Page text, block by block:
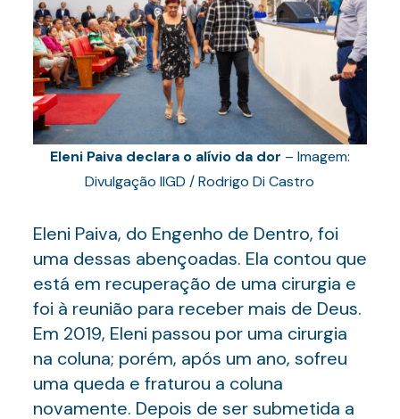
Eleni Paiva declara o alívio da dor – Imagem:
Divulgação IIGD / Rodrigo Di Castro
Eleni Paiva, do Engenho de Dentro, foi
uma dessas abençoadas. Ela contou que
está em recuperação de uma cirurgia e
foi à reunião para receber mais de Deus.
Em 2019, Eleni passou por uma cirurgia
na coluna; porém, após um ano, sofreu
uma queda e fraturou a coluna
novamente. Depois de ser submetida a